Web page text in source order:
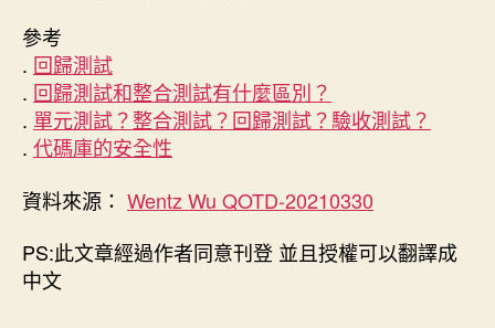
參考
. 回歸測試
. 回歸測試和整合測試有什麼區別？
. 單元測試？整合測試？回歸測試？驗收測試？
. 代碼庫的安全性
資料來源： Wentz Wu QOTD-20210330
PS:此文章經過作者同意刊登 並且授權可以翻譯成
中文